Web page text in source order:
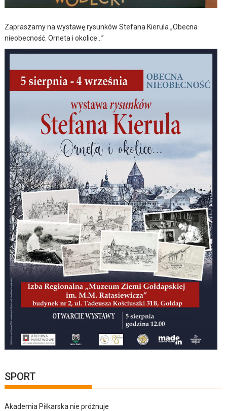
Zapraszamy na wystawę rysunków Stefana Kierula „Obecna
nieobecność. Orneta i okolice…”
SPORT
Akademia Piłkarska nie próżnuje